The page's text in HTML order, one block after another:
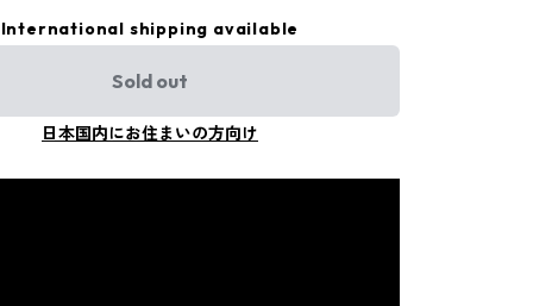
International shipping available
Sold out
日本国内にお住まいの方向け